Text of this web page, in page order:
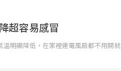
超容易感冒
明顯降低，在家裡連電風扇都不用開就